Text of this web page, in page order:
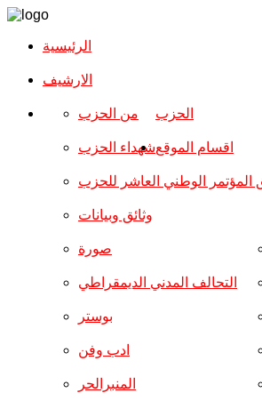
الرئيسية
الارشیف
الحزب من الحزب
شهداء الحزب
المؤتمر الوطني العاشر للحزب
وثائق وبيانات
اقسام الموقع
صورة
التحالف المدني الديمقراطي
بوستر
ادب وفن
المنبرالحر